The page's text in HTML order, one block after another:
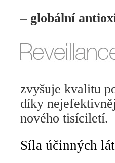
– globální
zvyšuje kvalitu
díky
nového tisíciletí.
Síla účinných